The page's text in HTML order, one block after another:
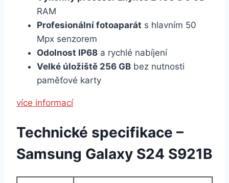
RAM
Profesionální fotoaparát s hlavním 50
Mpx senzorem
Odolnost IP68 a rychlé nabíjení
Velké úložiště 256 GB bez nutnosti
paměťové karty
více informací
Technické specifikace –
Samsung Galaxy S24 S921B